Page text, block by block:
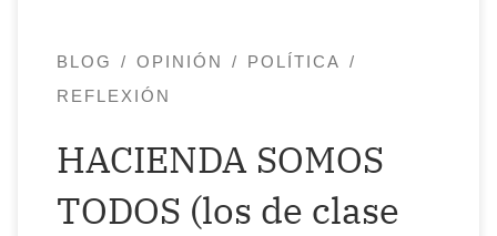
BLOG OPINIÓN
POLÍTICA
REFLEXIÓN
HACIENDA SOMOS
TODOS (los de clase